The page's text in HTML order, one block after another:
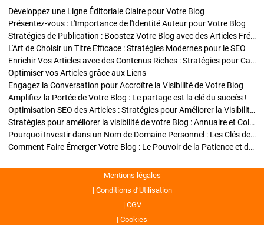
Développez une Ligne Éditoriale Claire pour Votre Blog
Présentez-vous : L'Importance de l'Identité Auteur pour Votre Blog
Stratégies de Publication : Boostez Votre Blog avec des Articles Fréquents et Exclusifs
L'Art de Choisir un Titre Efficace : Stratégies Modernes pour le SEO
Enrichir Vos Articles avec des Contenus Riches : Stratégies pour Captiver et Optimiser
Optimiser vos Articles grâce aux Liens
Engagez la Conversation pour Accroître la Visibilité de Votre Blog
Amplifiez la Portée de Votre Blog : Le partage est la clé du succès !
Optimisation SEO des Articles : Stratégies pour Améliorer la Visibilité de Votre Blog
Stratégies pour améliorer la visibilité de votre Blog : Annuaire et Collaborations
Pourquoi Investir dans un Nom de Domaine Personnel : Les Clés de la Réussite de Votre Blog
Comment Faire Émerger Votre Blog : Le Pouvoir de la Patience et de la Persévérance
Mentions légales
Conditions d’Utilisation
CGV
Cookies